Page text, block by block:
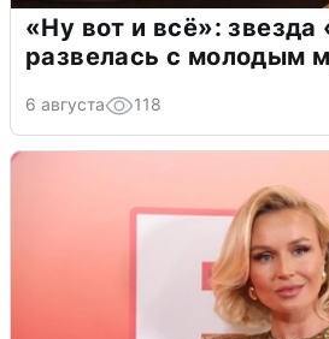
«Ну вот и всё»:
развелась с молодым
6 августа 118